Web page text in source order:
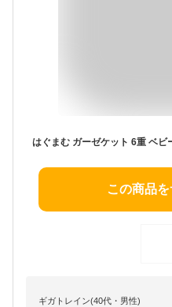
この商品
ギガトレイン(40代・男性)